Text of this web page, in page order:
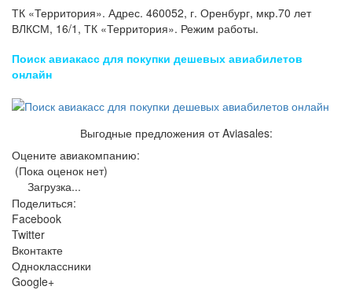
ТК «Территория». Адрес. 460052, г. Оренбург, мкр.70 лет
ВЛКСМ, 16/1, ТК «Территория». Режим работы.
Поиск авиакасс для покупки дешевых авиабилетов
онлайн
Выгодные предложения от Aviasales:
Оцените авиакомпанию:
(Пока оценок нет)
Загрузка...
Поделиться:
Facebook
Twitter
Вконтакте
Одноклассники
Google+